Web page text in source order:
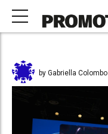
by Gabriella Colombo